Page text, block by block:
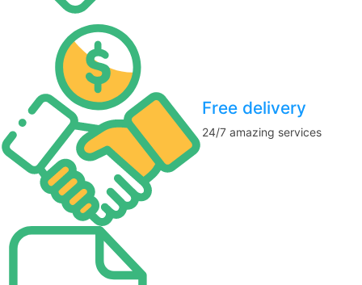
Free delivery
24/7 amazing services